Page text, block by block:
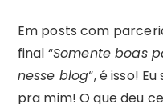
Em posts com
final “Somente boas
nesse blog“, é isso!
pra mim! O que deu